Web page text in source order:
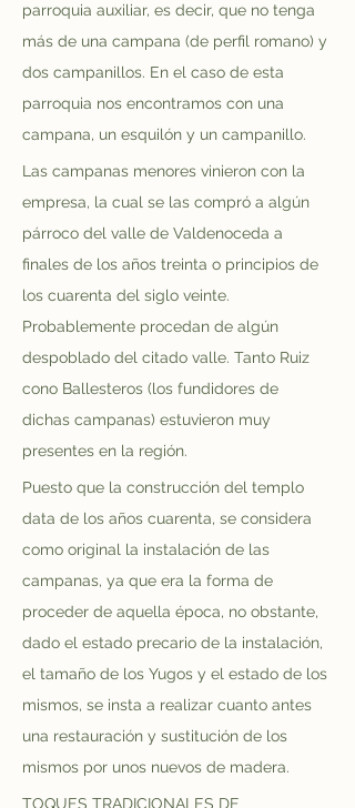
parroquia auxiliar, es decir, que no tenga
más de una campana (de perfil romano) y
dos campanillos. En el caso de esta
parroquia nos encontramos con una
campana, un esquilón y un campanillo.
Las campanas menores vinieron con la
empresa, la cual se las compró a algún
párroco del valle de Valdenoceda a
finales de los años treinta o principios de
los cuarenta del siglo veinte.
Probablemente procedan de algún
despoblado del citado valle. Tanto Ruiz
cono Ballesteros (los fundidores de
dichas campanas) estuvieron muy
presentes en la región.
Puesto que la construcción del templo
data de los años cuarenta, se considera
como original la instalación de las
campanas, ya que era la forma de
proceder de aquella época, no obstante,
dado el estado precario de la instalación,
el tamaño de los Yugos y el estado de los
mismos, se insta a realizar cuanto antes
una restauración y sustitución de los
mismos por unos nuevos de madera.
TOQUES TRADICIONALES DE